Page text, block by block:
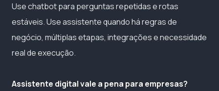
Use chatbot para perguntas repetidas e rotas
estáveis. Use assistente quando há regras de
negócio, múltiplas etapas, integrações e necessidade
real de execução.
Assistente digital vale a pena para empresas?